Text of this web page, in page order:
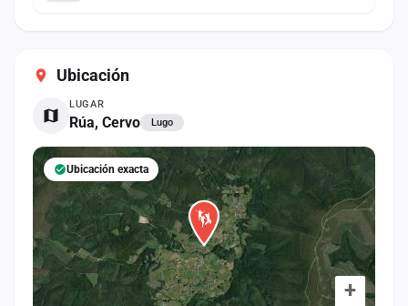
Ubicación
LUGAR
Rúa, Cervo Lugo
+
Ubicación exacta